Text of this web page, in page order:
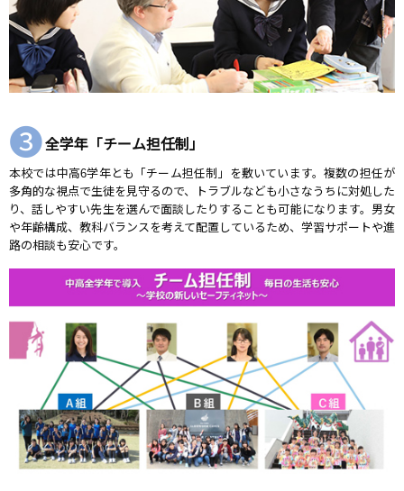
❸全学年「チーム担任制」
本校では中高6学年とも「チーム担任制」を敷いています。複数の担任が
多角的な視点で生徒を見守るので、トラブルなども小さなうちに対処した
り、話しやすい先生を選んで面談したりすることも可能になります。男女
や年齢構成、教科バランスを考えて配置しているため、学習サポートや進
路の相談も安心です。